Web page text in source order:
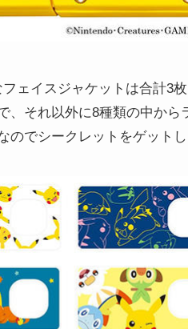
ェイスジャケットは合計3
、それ以外に8種類の中か
のでシークレットをゲット